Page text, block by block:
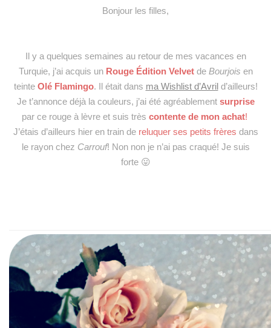
Bonjour les filles,
Il y a quelques semaines au retour de mes vacances en
Turquie, j’ai acquis un Rouge Édition Velvet de Bourjois en
teinteOlé Flamingo. Il était dans ma Wishlist d’Avrild’ailleurs!
Je t’annonce déjà la couleurs, j’ai été agréablement surprise
par ce rouge à lèvre et suis très contente de mon achat!
J’étais d’ailleurs hier en train de reluquer ses petits frères dans
le rayon chez Carrouf! Non non je n’ai pas craqué! Je suis
forte 😛